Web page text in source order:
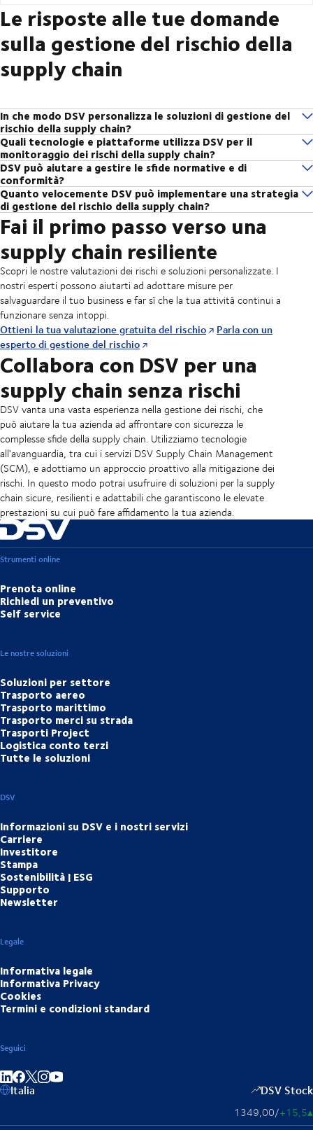
Le risposte alle tue domande
sulla gestione del rischio della
supply chain
In che modo DSV personalizza le soluzioni di gestione del
rischio della supply chain?
Per creare la soluzione di gestione del rischio più adatta alla tua azienda,
il nostro team di esperti inizia sempre con un'analisi approfondita delle
sfide specifiche che deve affrontare la tua azienda. Consideriamo la tua
supply chain end-to-end e offriamo soluzioni adatte alle tue esigenze. Il
nostro team di esperti in gestione del rischio può aiutarti a creare una
soluzione di gestione del rischio che offra vantaggi tangibili, garantendo
una maggiore visibilità delle tue operazioni a livello di SKU e creando un
piano di emergenza in grado di mantenere la tua supply chain in
perfetta efficienza in caso di imprevisti.
Quali tecnologie e piattaforme utilizza DSV per il
monitoraggio dei rischi della supply chain?
Offriamo una serie di soluzioni all'avanguardia in grado di monitorare il
rischio nella tua supply chain. Ad esempio, i servizi di gestione della
catena di approvvidìgionamento SCM DSV possono fornirti il
monitoraggio in tempo reale del carico sia a livello di ordine di acquisto
che di SKU. Può anche essere integrato con i sistemi aziendali per
fornire una panoramica del carico in base a tutte le modalità di
trasporto e a tutti i vettori. Grazie alle informazioni che fornisce, puoi
intervenire per ottimizzare la tua supply chain e ridurre i rischi.
DSV può aiutare a gestire le sfide normative e di
conformità?
Sì, abbiamo decenni di esperienza nel settore della logistica in settori
fortemente regolamentati. Sappiamo che la conformità è un requisito
non negoziabile e disponiamo di una gamma di soluzioni per le aziende
che operano in settori che richiedono un maggiore controllo logistico.
Ad esempio, nel settore farmaceutico offriamo servizi di magazzinaggio
GDP per l'etichettatura e il confezionamento dei prodotti, mentre nel
settore automobilistico garantiamo la piena conformità a tutte le
normative relative al trasporto e allo stoccaggio delle batterie dei veicoli
elettrici.
Quanto velocemente DSV può implementare una strategia
di gestione del rischio della supply chain?
L'implementazione di una strategia di gestione del rischio inizia con
un'analisi attenta della supply chain per identificare i rischi e valutare le
soluzioni. A seconda del tipo di sfide che il tuo business deve affrontare,
possiamo predisporre soluzioni nel giro di poche settimane, così potrai
vederne rapidamente i vantaggi.
Fai il primo passo verso una
supply chain resiliente
Scopri le nostre valutazioni dei rischi e soluzioni personalizzate. I
nostri esperti possono aiutarti ad adottare misure per
salvaguardare il tuo business e far sì che la tua attività continui a
funzionare senza intoppi.
Ottieni la tua valutazione gratuita del rischio
Parla con un
esperto di gestione del rischio
Collabora con DSV per una
supply chain senza rischi
DSV vanta una vasta esperienza nella gestione dei rischi, che
può aiutare la tua azienda ad affrontare con sicurezza le
complesse sfide della supply chain. Utilizziamo tecnologie
all'avanguardia, tra cui i servizi DSV Supply Chain Management
(SCM), e adottiamo un approccio proattivo alla mitigazione dei
rischi. In questo modo potrai usufruire di soluzioni per la supply
chain sicure, resilienti e adattabili che garantiscono le elevate
prestazioni su cui può fare affidamento la tua azienda.
Strumenti online
Prenota online
Richiedi un preventivo
Self service
Le nostre soluzioni
Soluzioni per settore
Trasporto aereo
Trasporto marittimo
Trasporto merci su strada
Trasporti Project
Logistica conto terzi
Tutte le soluzioni
DSV
Informazioni su DSV e i nostri servizi
Carriere
Investitore
Stampa
Sostenibilità | ESG
Supporto
Newsletter
Legale
Informativa legale
Informativa Privacy
Cookies
Termini e condizioni standard
Seguici
Condividi su LinkedIn
Condividi su Facebook
Italia DSV Stock
1349,00/+15,5▴